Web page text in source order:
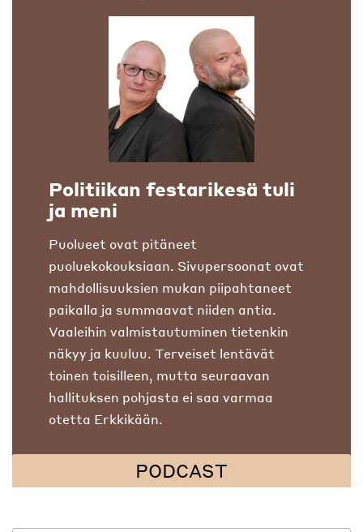
Politiikan festarikesä tuli
ja meni
Puolueet ovat pitäneet
puoluekokouksiaan. Sivupersoonat ovat
mahdollisuuksien mukan piipahtaneet
paikalla ja summaavat niiden antia.
Vaaleihin valmistautuminen tietenkin
näkyy ja kuuluu. Terveiset lentävät
toinen toisilleen, mutta seuraavan
hallituksen pohjasta ei saa varmaa
otetta Erkkikään.
PODCAST